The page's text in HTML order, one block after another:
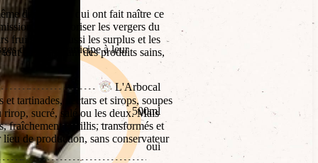
du nord : participe à leur
L'Arbocal
500ml
oui
des vergers qui ont fait naître ce
de revaloriser les vergers du
fruits, mais aussi les surplus et les
en proposant des produits sains,
tartinades, nectars et sirops, soupes
sucré, salé ou les deux. Mais
fraîchement cueillis, transformés et
de production, sans conservateur